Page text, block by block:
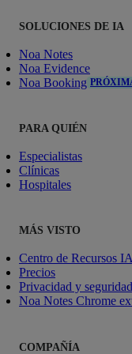
SOLUCIONES DE IA
Noa Notes
Noa Evidence
Noa Booking
PARA QUIÉN
Especialistas
Clínicas
Hospitales
MÁS VISTO
Centro de Recursos
Precios
Privacidad y seguridad
Noa Notes Chrome
COMPAÑÍA